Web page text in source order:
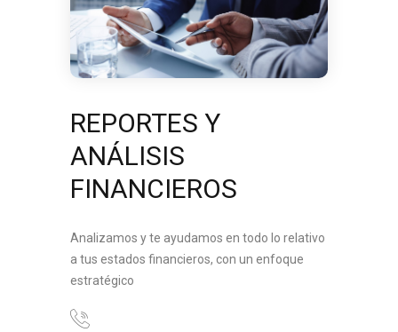
REPORTES Y
ANÁLISIS
FINANCIEROS
Analizamos y te ayudamos en todo lo relativo
a tus estados financieros, con un enfoque
estratégico